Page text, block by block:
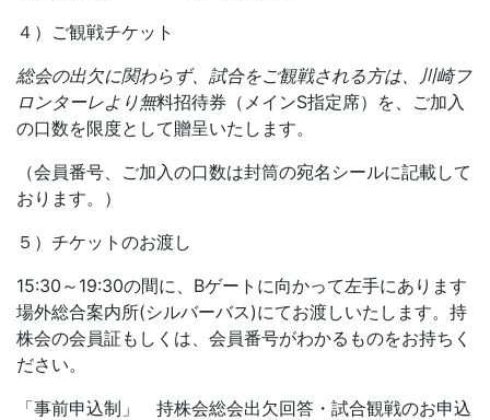
４）ご観戦チケット
総会の出欠に関わらず、試合をご観戦される方は、川崎フ
ロンターレより無料招待券（メインS指定席）を、ご加入
の口数を限度として贈呈いたします。
（会員番号、ご加入の口数は封筒の宛名シールに記載して
おります。）
５）チケットのお渡し
15:30～19:30の間に、Bゲートに向かって左手にあります
場外総合案内所(シルバーバス)にてお渡しいたします。持
株会の会員証もしくは、会員番号がわかるものをお持ちく
ださい。
「事前申込制」 持株会総会出欠回答・試合観戦のお申込